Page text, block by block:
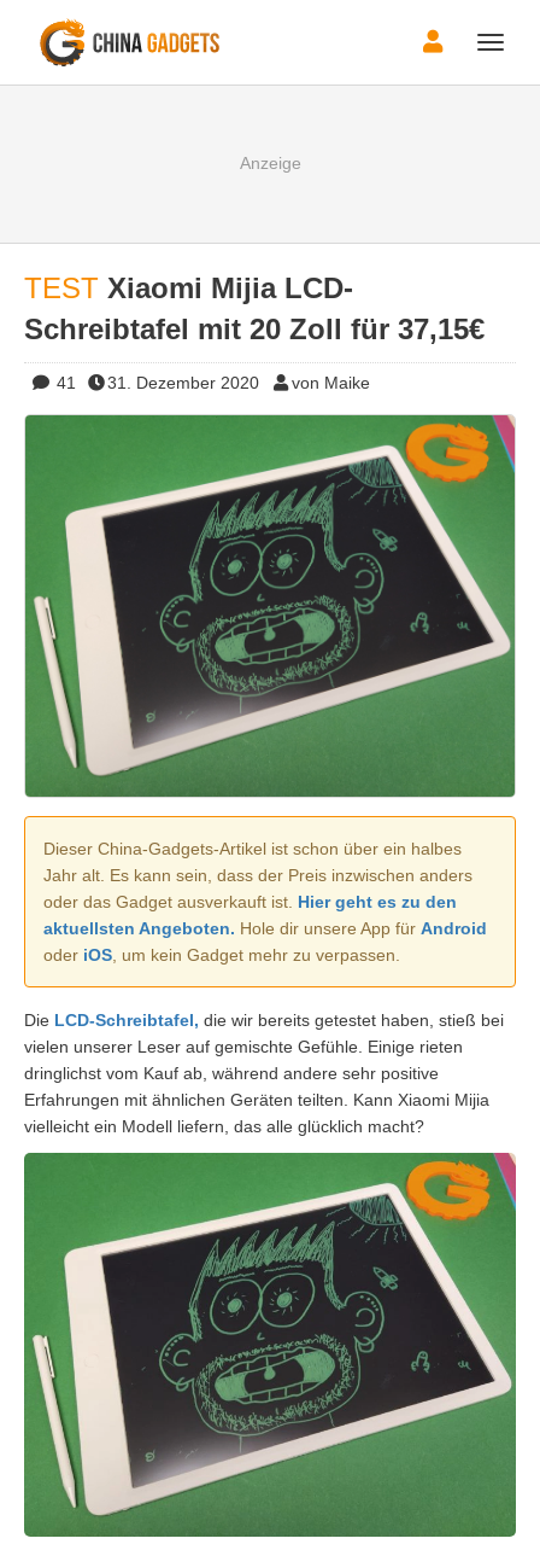
Toggle
TEST Xiaomi Mijia LCD-
Schreibtafel mit 20 Zoll für 37,15€
41 31. Dezember 2020 von Maike
Dieser China-Gadgets-Artikel ist schon über ein halbes
Jahr alt. Es kann sein, dass der Preis inzwischen anders
oder das Gadget ausverkauft ist. Hier geht es zu den
aktuellsten Angeboten. Hole dir unsere App für Android
oder iOS, um kein Gadget mehr zu verpassen.
Die LCD-Schreibtafel, die wir bereits getestet haben, stieß bei
vielen unserer Leser auf gemischte Gefühle. Einige rieten
dringlichst vom Kauf ab, während andere sehr positive
Erfahrungen mit ähnlichen Geräten teilten. Kann Xiaomi Mijia
vielleicht ein Modell liefern, das alle glücklich macht?